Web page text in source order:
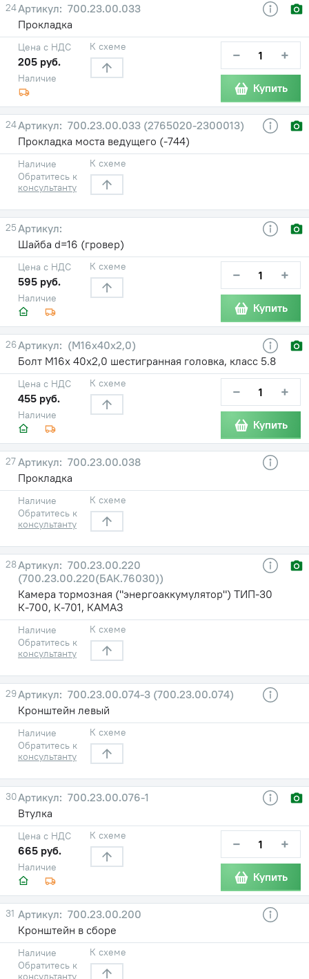
24
700.23.00.033
Прокладка
Наличие
Цена с НДС
205 руб.
К схеме − +
Купить
24
700.23.00.033 (2765020-2300013)
Прокладка моста ведущего (-744)
Наличие
Обратитесь к
консультанту
К схеме
25
Шайба d=16 (гровер)
Наличие
Цена с НДС
595 руб.
К схеме − +
Купить
26
(М16х40х2,0)
Болт М16х 40х2,0 шестигранная головка, класс 5.8
Наличие
Цена с НДС
455 руб.
К схеме − +
Купить
27
700.23.00.038
Прокладка
Наличие
Обратитесь к
консультанту
К схеме
28
700.23.00.220
(700.23.00.220(БАК.76030))
Камера тормозная ("энергоаккумулятор") ТИП-30
К-700, К-701, КАМАЗ
Наличие
Обратитесь к
консультанту
К схеме
29
700.23.00.074-3 (700.23.00.074)
Кронштейн левый
Наличие
Обратитесь к
консультанту
К схеме
30
700.23.00.076-1
Втулка
Наличие
Цена с НДС
665 руб.
К схеме − +
Купить
31
700.23.00.200
Кронштейн в сборе
Наличие
Обратитесь к
консультанту
К схеме